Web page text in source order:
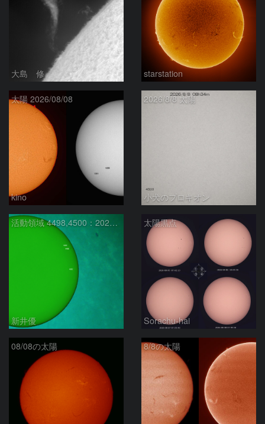
大島 修 starstation
太陽 2026/08/08
kino
2026/8/8 太陽
小犬のプロキオン
活動領域 4498,4500：2026/08/08
新井優
太陽黒点
Sorachu-hai
08/08の太陽 8/8の太陽